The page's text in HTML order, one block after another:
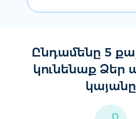
Ընդամենը 5
կունենաք Ձեր
կայանը